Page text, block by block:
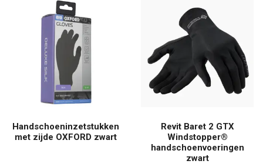
Handschoeninzetstukken
met zijde OXFORD zwart
Revit Baret 2 GTX
Windstopper®
handschoenvoeringen
zwart